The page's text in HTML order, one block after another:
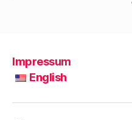
Impressum
English